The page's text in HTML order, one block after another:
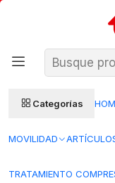
Categorías
MOVILIDAD
TRATAMIENTO
SANTIAGO: ENTREGA
REGIONES 48–72
Ortopedia y
Accesorios de